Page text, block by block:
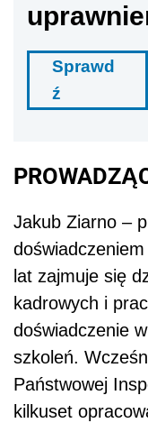
Sprawd
ź
Jakub Ziarno –
lat zajmuje się
kadrowych i
doświadczenie
szkoleń.
Państwowej
kilkuset